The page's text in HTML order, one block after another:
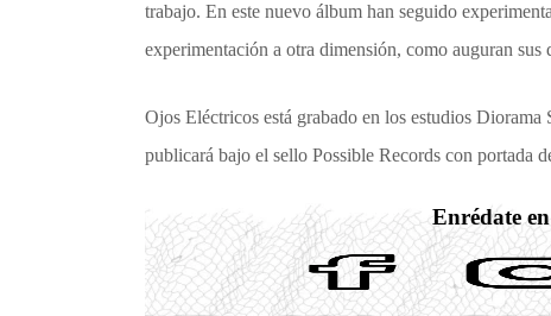
trabajo. En este nuevo álbum han seguido
experimentación a otra dimensión, como auguran sus
Ojos Eléctricos está grabado en los estudios
publicará bajo el sello Possible Records con portada
Enrédate